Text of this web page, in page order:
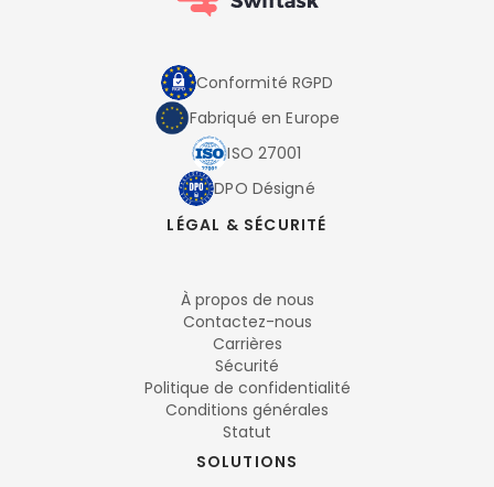
Conformité RGPD
Fabriqué en Europe
ISO 27001
DPO Désigné
LÉGAL & SÉCURITÉ
À propos de nous
Contactez-nous
Carrières
Sécurité
Politique de confidentialité
Conditions générales
Statut
SOLUTIONS